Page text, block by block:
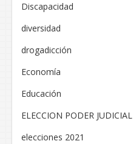
Discapacidad
diversidad
drogadicción
Economía
Educación
ELECCION PODER JUDICIAL
elecciones 2021